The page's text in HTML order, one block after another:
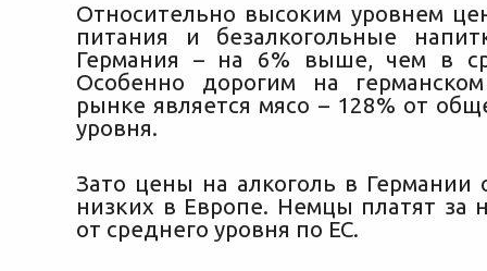
Относительно высоким уровнем
питания и безалкогольные
Германия – на 6% выше, чем в
Особенно дорогим на
рынке является мясо – 128% от
уровня.
Зато цены на алкоголь в Германии
низких в Европе. Немцы платят за
от среднего уровня по ЕС.